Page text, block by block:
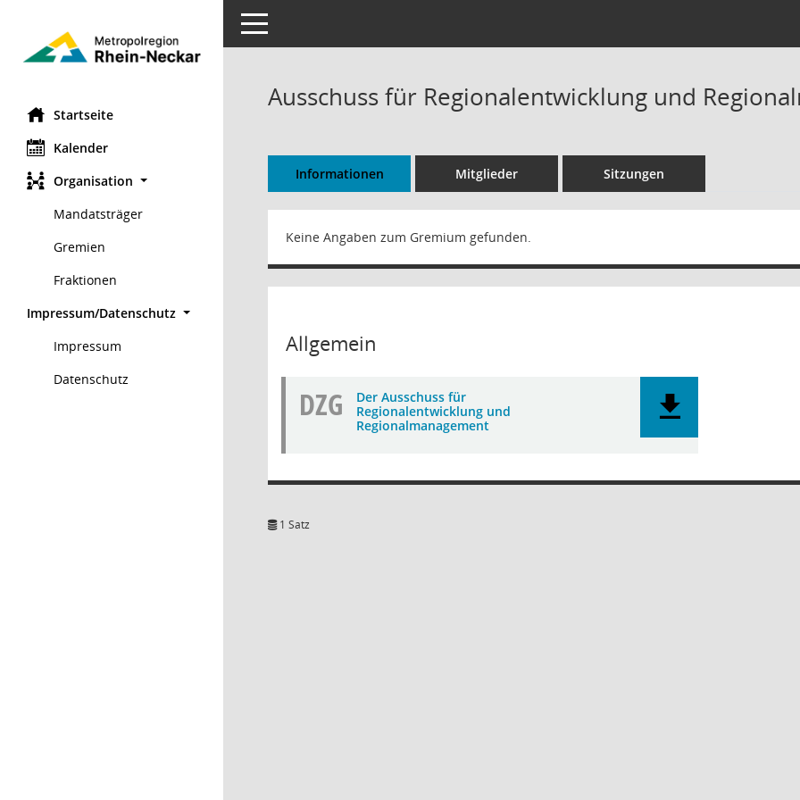
Startseite
Kalender
Organisation
Mandatsträger
Gremien
Fraktionen
Impressum/Datenschutz
Impressum
Datenschutz
Toggle navigation
Ausschuss für Regionalentwicklung und
Informationen Mitglieder Sitzungen
Keine Angaben zum Gremium gefunden.
Allgemein
DZG
Der Ausschuss für
Regionalentwicklung und
Regionalmanagement
1 Satz